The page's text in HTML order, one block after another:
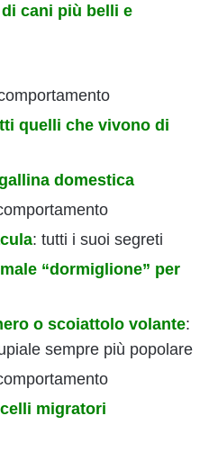
cani più belli e
quelli che vivono di
domestica
: tutti i suoi segreti
“dormiglione” per
o scoiattolo volante:
sempre più popolare
migratori